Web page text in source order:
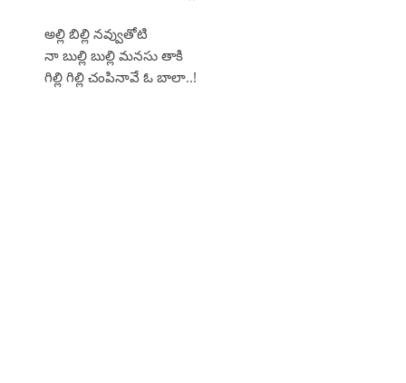
అల్లి బిల్లి నవ్వుతోటి
నా బుల్లి బుల్లి మనసు తాకి
గిల్లి గిల్లి చంపినావే ఓ బాలా..!